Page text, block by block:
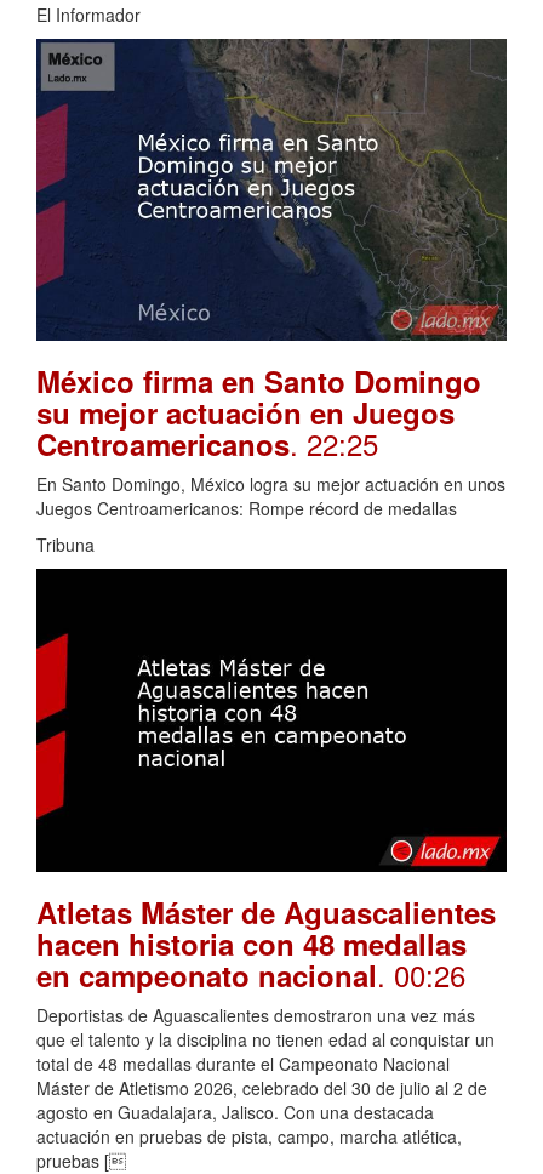
El Informador
México firma en Santo Domingo
su mejor actuación en Juegos
Centroamericanos. 22:25
En Santo Domingo, México logra su mejor actuación en unos
Juegos Centroamericanos: Rompe récord de medallas
Tribuna
Atletas Máster de Aguascalientes
hacen historia con 48 medallas
en campeonato nacional. 00:26
Deportistas de Aguascalientes demostraron una vez más
que el talento y la disciplina no tienen edad al conquistar un
total de 48 medallas durante el Campeonato Nacional
Máster de Atletismo 2026, celebrado del 30 de julio al 2 de
agosto en Guadalajara, Jalisco. Con una destacada
actuación en pruebas de pista, campo, marcha atlética,
pruebas [